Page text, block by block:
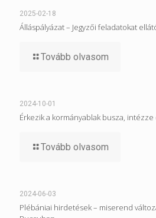
2025-02-18
Álláspályázat – Jegyzői feladatokat
Tovább olvasom
2024-10-01
Érkezik a kormányablak busza, intézze
Tovább olvasom
2024-06-03
Plébániai hirdetések – miserend